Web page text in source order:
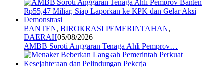
BANTEN, BIROKRASI PEMERINTAHAN,
DAERAH05/08/2026
AMBB Soroti Anggaran Tenaga Ahli Pemprov…